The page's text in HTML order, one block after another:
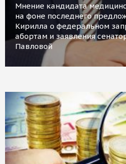
Мнение кандидата
на фоне последнего
Кирилла о федеральном
абортам и заявления
Павловой